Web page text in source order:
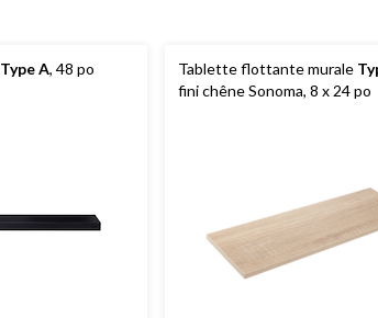
Type A, 48 po Tablette flottante murale
fini chêne Sonoma, 8 x 24 po